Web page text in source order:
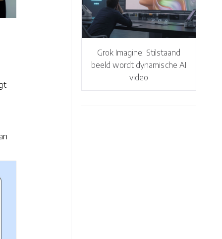
Grok Imagine: Stilstaand
beeld wordt dynamische AI
video